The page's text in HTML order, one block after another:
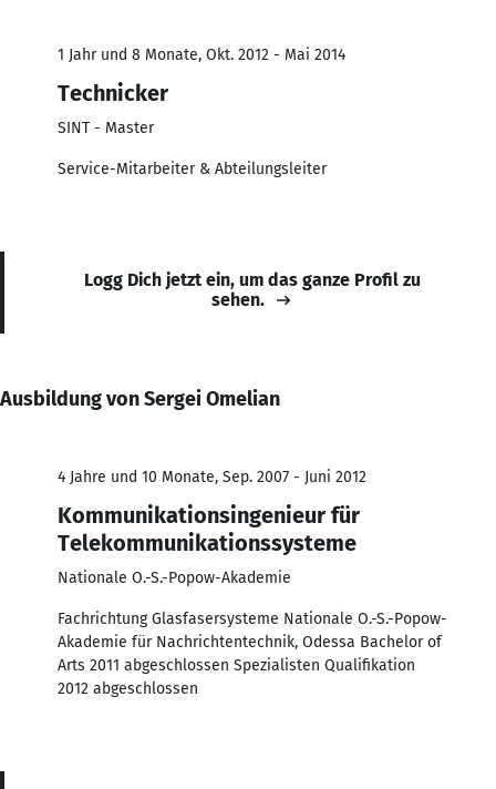
1 Jahr und 8 Monate, Okt. 2012 - Mai 2014
Technicker
SINT - Master
Service-Mitarbeiter & Abteilungsleiter
Logg Dich jetzt ein, um das ganze Profil zu
sehen.
Ausbildung von Sergei Omelian
4 Jahre und 10 Monate, Sep. 2007 - Juni 2012
Kommunikationsingenieur für
Telekommunikationssysteme
Nationale O.-S.-Popow-Akademie
Fachrichtung Glasfasersysteme Nationale O.-S.-Popow-
Akademie für Nachrichtentechnik, Odessa Bachelor of
Arts 2011 abgeschlossen Spezialisten Qualifikation
2012 abgeschlossen